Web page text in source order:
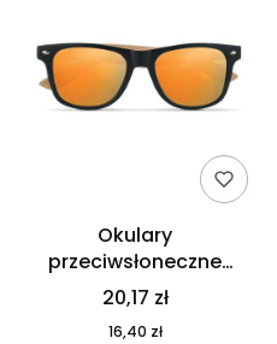
Okulary
przeciwsłoneczne
CALIFORNIA TOUCH
MO9617-10
20,17 zł
16,40 zł